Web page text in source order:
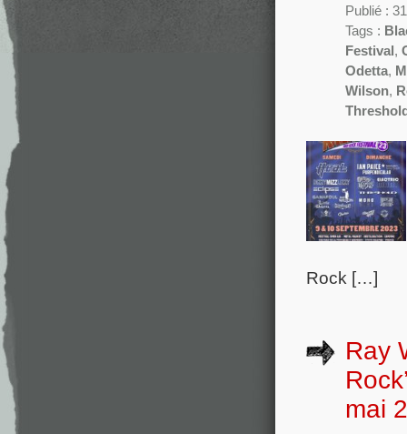
Publié :
Tags :
Festival,
Odetta,
Wilson,
Rock […]
Ray
mai